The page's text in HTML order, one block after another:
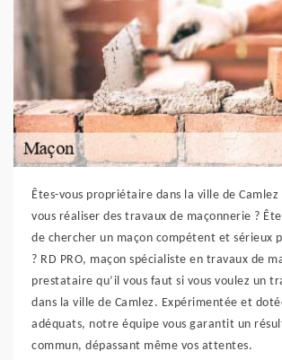
Êtes-vous propriétaire dans la ville de Camlez
vous réaliser des travaux de maçonnerie ?
de chercher un maçon compétent et sérieux
? RD PRO, maçon spécialiste en travaux de
prestataire qu’il vous faut si vous voulez un
dans la ville de Camlez. Expérimentée et
adéquats, notre équipe vous garantit un
commun, dépassant même vos attentes.